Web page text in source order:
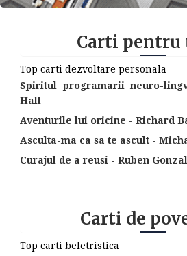
Carti pentru
Top carti dezvoltare personala
Spiritul programarii neuro-
Hall
Aventurile lui oricine - Richard
Asculta-ma ca sa te ascult -
Curajul de a reusi - Ruben
Carti de
Top carti beletristica